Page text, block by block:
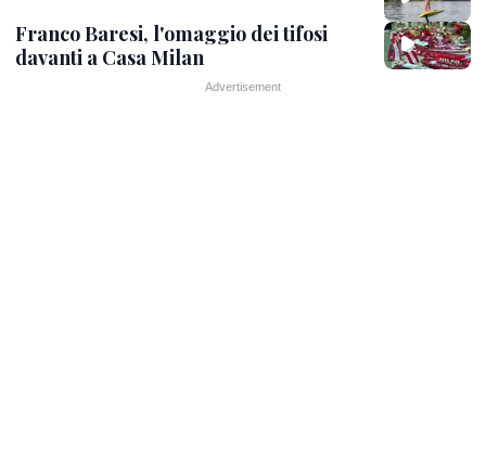
Franco Baresi, l'omaggio dei tifosi
davanti a Casa Milan